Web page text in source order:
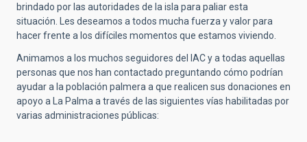
brindado por las autoridades de la isla para paliar esta
situación. Les deseamos a todos mucha fuerza y valor para
hacer frente a los difíciles momentos que estamos viviendo.
Animamos a los muchos seguidores del IAC y a todas aquellas
personas que nos han contactado preguntando cómo podrían
ayudar a la población palmera a que realicen sus donaciones en
apoyo a La Palma a través de las siguientes vías habilitadas por
varias administraciones públicas: